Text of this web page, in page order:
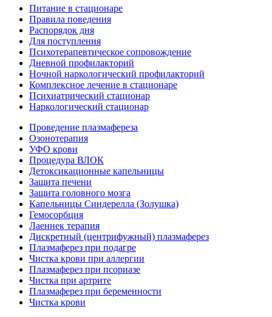
Питание в стационаре
Правила поведения
Распорядок дня
Для поступления
Психотерапевтическое сопровождение
Дневной профилакторий
Ночной наркологический профилакторий
Комплексное лечение в стационаре
Психиатрический стационар
Наркологический стационар
Проведение плазмафереза
Озонотерапия
УФО крови
Процедура ВЛОК
Детоксикационные капельницы
Защита печени
Защита головного мозга
Капельницы Синдерелла (Золушка)
Гемосорбция
Лаеннек терапия
Дискретный (центрифужный) плазмаферез
Плазмаферез при подагре
Чистка крови при аллергии
Плазмаферез при псориазе
Чистка при артрите
Плазмаферез при беременности
Чистка крови